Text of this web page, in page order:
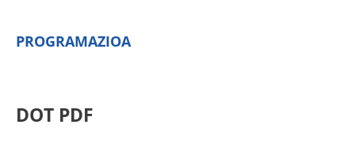
PROGRAMAZIOA
DOT PDF